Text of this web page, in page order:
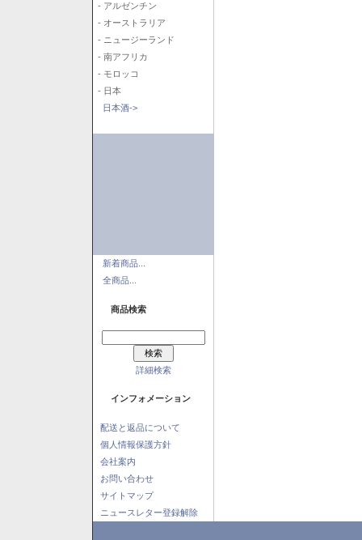
- アルゼンチン
- オーストラリア
- ニュージーランド
- 南アフリカ
- モロッコ
- 日本
日本酒->
新着商品...
全商品...
商品検索
詳細検索
インフォメーション
配送と返品について
個人情報保護方針
会社案内
お問い合わせ
サイトマップ
ニュースレター登録解除